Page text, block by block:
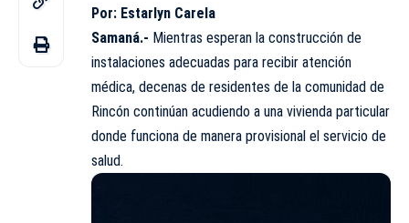
Por: Estarlyn Carela
Samaná.- Mientras esperan la construcción de
instalaciones adecuadas para recibir atención
médica, decenas de residentes de la comunidad de
Rincón continúan acudiendo a una vivienda particular
donde funciona de manera provisional el servicio de
salud.